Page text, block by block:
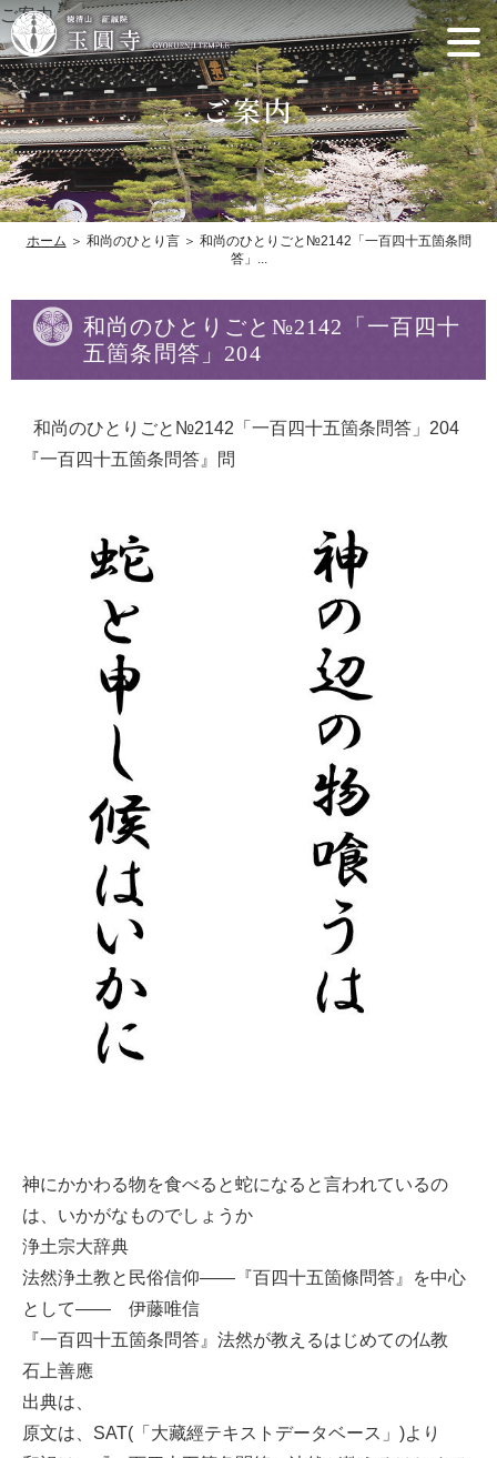
ご案内
ホーム ＞ 和尚のひとり言 ＞ 和尚のひとりごと№2142「一百四十五箇条問
答」...
和尚のひとりごと№2142「一百四十
五箇条問答」204
和尚のひとりごと№2142「一百四十五箇条問答」204
『一百四十五箇条問答』問
神にかかわる物を食べると蛇になると言われているの
は、いかがなものでしょうか
浄土宗大辞典
法然浄土教と民俗信仰――『百四十五箇條問答』を中心
として―― 伊藤唯信
『一百四十五箇条問答』法然が教えるはじめての仏教
石上善應
出典は、
原文は、SAT(「大藏經テキストデータベース」)より